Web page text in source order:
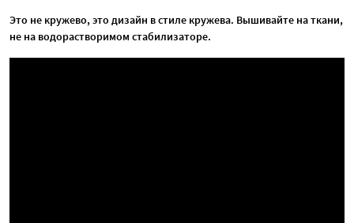
Это не кружево, это дизайн в стиле кружева. Вышивайте на ткани,
не на водорастворимом стабилизаторе.